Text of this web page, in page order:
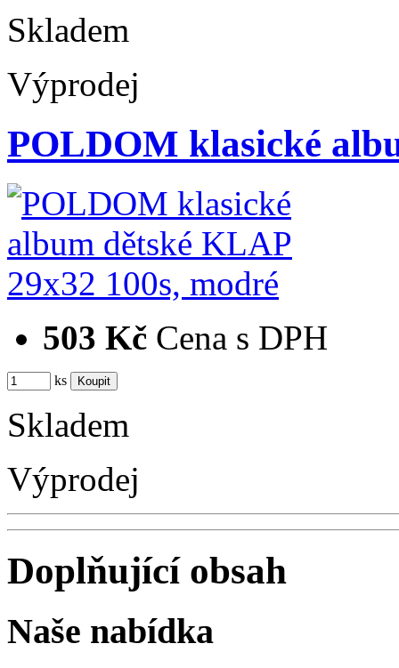
Skladem
Výprodej
POLDOM klasické
503 Kč Cena s DPH
ks
Skladem
Výprodej
Doplňující obsah
Naše nabídka